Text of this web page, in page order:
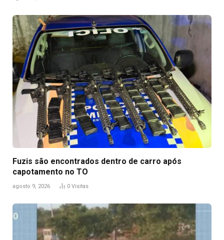
Fuzis são encontrados dentro de carro após
capotamento no TO
agosto 9, 2026 0 Visitas